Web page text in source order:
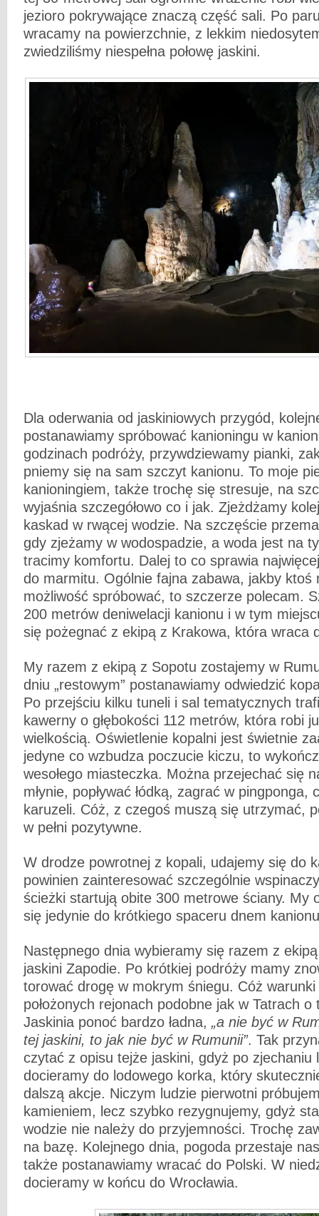
jezioro pokrywające znaczą część sali. Po
wracamy na powierzchnie, z lekkim
zwiedziliśmy niespełna połowę jaskini.
Dla oderwania od jaskiniowych przygód,
postanawiamy spróbować kanioningu w
godzinach podróży, przywdziewamy pianki,
pniemy się na sam szczyt kanionu. To moje
kanioningiem, także trochę się stresuje, na
wyjaśnia szczegółowo co i jak. Zjeżdżamy
kaskad w rwącej wodzie. Na szczęście
gdy zjeżamy w wodospadzie, a woda jest na
tracimy komfortu. Dalej to co sprawia
do marmitu. Ogólnie fajna zabawa, jakby ktoś
możliwość spróbować, to szczerze polecam.
200 metrów deniwelacji kanionu i w tym
się pożegnać z ekipą z Krakowa, która wraca
My razem z ekipą z Sopotu zostajemy w
dniu „restowym” postanawiamy odwiedzić
Po przejściu kilku tuneli i sal tematycznych
kawerny o głębokości 112 metrów, która robi
wielkością. Oświetlenie kopalni jest świetnie
jedyne co wzbudza poczucie kiczu, to
wesołego miasteczka. Można przejechać się
młynie, popływać łódką, zagrać w pingponga,
karuzeli. Cóż, z czegoś muszą się utrzymać,
w pełni pozytywne.
W drodze powrotnej z kopali, udajemy się do
powinien zainteresować szczególnie
ścieżki startują obite 300 metrowe ściany. My
się jedynie do krótkiego spaceru dnem
Następnego dnia wybieramy się razem z
jaskini Zapodie. Po krótkiej podróży mamy
torować drogę w mokrym śniegu. Cóż warunki
położonych rejonach podobne jak w Tatrach
Jaskinia ponoć bardzo ładna, „a nie być w
tej jaskini, to jak nie być w Rumunii”. Tak
czytać z opisu tejże jaskini, gdyż po zjechaniu
docieramy do lodowego korka, który
dalszą akcje. Niczym ludzie pierwotni
kamieniem, lecz szybko rezygnujemy, gdyż
wodzie nie należy do przyjemności. Trochę
na bazę. Kolejnego dnia, pogoda przestaje
także postanawiamy wracać do Polski. W
docieramy w końcu do Wrocławia.